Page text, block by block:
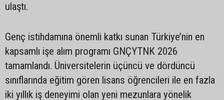
ulaştı.
Genç istihdamına önemli katkı sunan Türkiye’nin en
kapsamlı işe alım programı GNÇYTNK 2026
tamamlandı. Üniversitelerin üçüncü ve dördüncü
sınıflarında eğitim gören lisans öğrencileri ile en fazla
iki yıllık iş deneyimi olan yeni mezunlara yönelik